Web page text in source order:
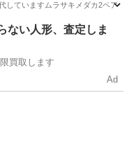
していますムラサキメダカ2ペア
カ
ない人形、査定しま
買取します
Ad